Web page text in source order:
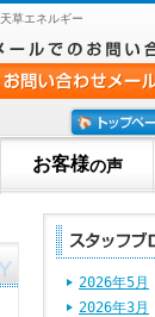
草エネルギー
お客様の声
2026年5月
2026年3月